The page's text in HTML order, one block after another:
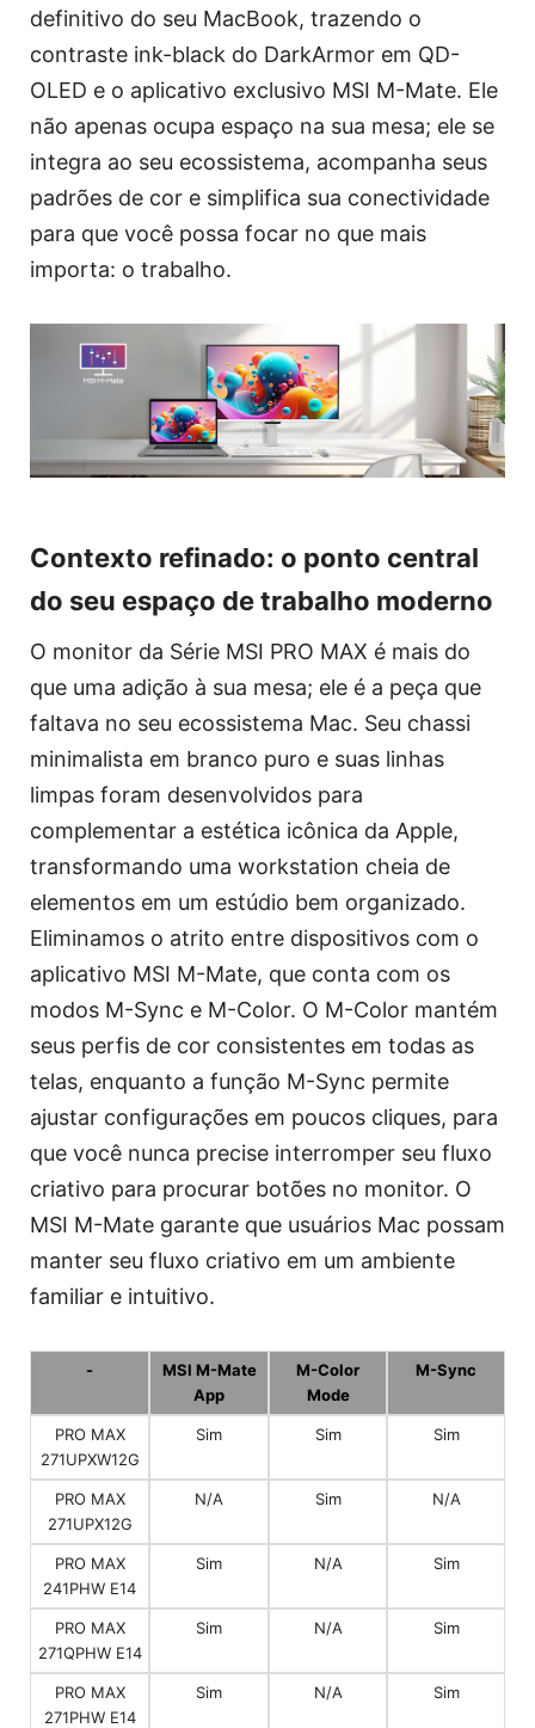
definitivo do seu MacBook, trazendo o
contraste ink-black do DarkArmor em QD-
OLED e o aplicativo exclusivo MSI M-Mate. Ele
não apenas ocupa espaço na sua mesa; ele se
integra ao seu ecossistema, acompanha seus
padrões de cor e simplifica sua conectividade
para que você possa focar no que mais
importa: o trabalho.
Contexto refinado: o ponto central
do seu espaço de trabalho moderno
O monitor da Série MSI PRO MAX é mais do
que uma adição à sua mesa; ele é a peça que
faltava no seu ecossistema Mac. Seu chassi
minimalista em branco puro e suas linhas
limpas foram desenvolvidos para
complementar a estética icônica da Apple,
transformando uma workstation cheia de
elementos em um estúdio bem organizado.
Eliminamos o atrito entre dispositivos com o
aplicativo MSI M-Mate, que conta com os
modos M-Sync e M-Color. O M-Color mantém
seus perfis de cor consistentes em todas as
telas, enquanto a função M-Sync permite
ajustar configurações em poucos cliques, para
que você nunca precise interromper seu fluxo
criativo para procurar botões no monitor. O
MSI M-Mate garante que usuários Mac possam
manter seu fluxo criativo em um ambiente
familiar e intuitivo.
-
MSI M-Mate
App
M-Color
Mode
M-Sync
PRO MAX
271UPXW12G
Sim Sim Sim
PRO MAX
271UPX12G
N/A Sim N/A
PRO MAX
241PHW E14
Sim N/A Sim
PRO MAX
271QPHW E14
Sim N/A Sim
PRO MAX
271PHW E14
Sim N/A Sim